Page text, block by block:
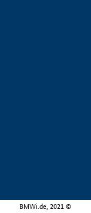
BMWi.de, 2021 ©